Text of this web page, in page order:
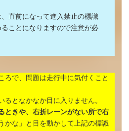
直前になって進入禁止の標識
ことになりますので注意が必
ろで、問題は走行中に気付くこと
るとなかなか目に入りません。
ときや、右折レーンがない所で右
かな」と目を動かして上記の標識